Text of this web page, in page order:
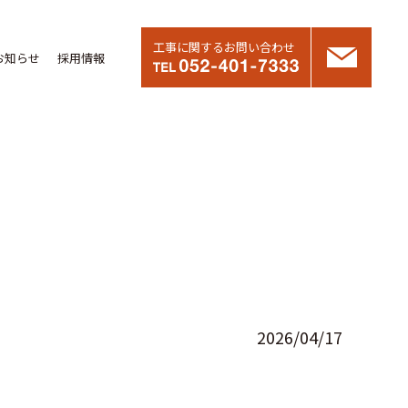
知らせ 採用情報
工事に関するお問い合わせ
2026/04/17